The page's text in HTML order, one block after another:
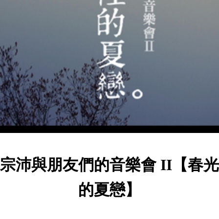
沛與朋友們的音樂會 II【春
的夏戀】